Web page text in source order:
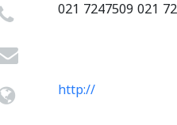
021 7247509 021
http://